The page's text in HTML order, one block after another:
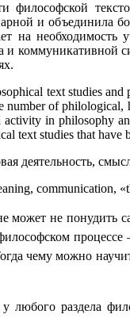
философской
и объединила
на
коммуникативной
text studies
of
in philosophy
text studies that
communication,
не понудить
чему можно
любого раздела